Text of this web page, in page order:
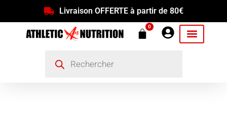
Livraison OFFERTE à partir de 80€
0